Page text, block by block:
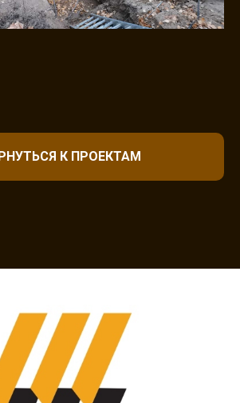
К ПРОЕКТАМ